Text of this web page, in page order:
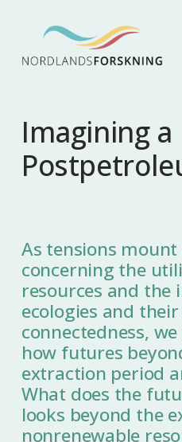
Imagining a
As tensions
concerning the
resources and
ecologies and
connectedness,
how futures
extraction period
What does the
looks beyond the
nonrenewable